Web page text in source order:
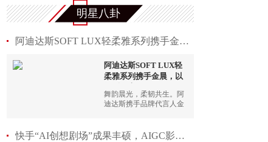
明星八卦
阿迪达斯SOFT LUX轻柔雅系列携手金晨，以舞蹈探索
阿迪达斯SOFT LUX轻
柔雅系列携手金晨，以
舞韵晨光，柔韧共生。阿
迪达斯携手品牌代言人金
快手“AI创想剧场”成果丰硕，AIGC影像创作营在中